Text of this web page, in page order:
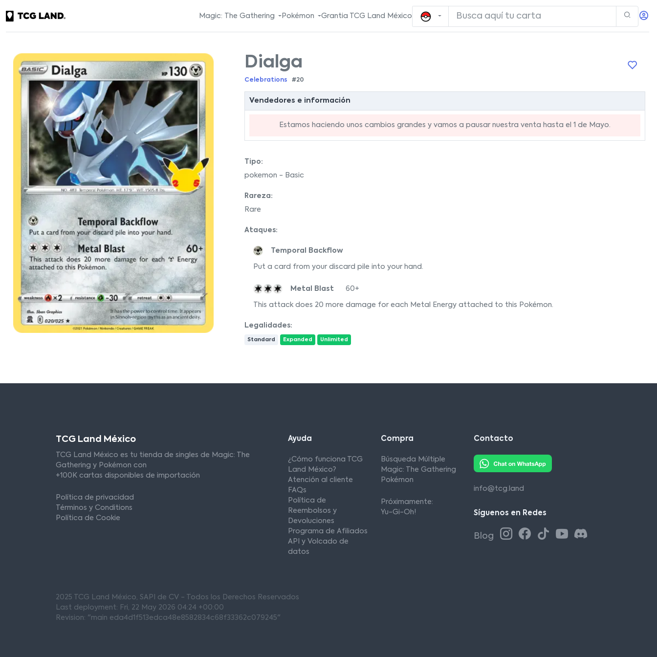
Magic: The Gathering Pokémon Grantia TCG Land México
Dialga
Celebrations #20
Vendedores e información
Estamos haciendo unos cambios grandes y vamos a pausar nuestra venta hasta el 1 de Mayo.
Tipo:
pokemon - Basic
Rareza:
Rare
Ataques:
Temporal Backflow
Put a card from your discard pile into your hand.
Metal Blast 60+
This attack does 20 more damage for each Metal Energy attached to this Pokémon.
Legalidades:
Standard Expanded Unlimited
TCG Land México
TCG Land México es tu tienda de singles de Magic: The
Gathering y Pokémon con
+100K cartas disponibles de importación
Política de privacidad
Términos y Conditions
Política de Cookie
Ayuda
¿Cómo funciona TCG
Land México?
Atención al cliente
FAQs
Política de
Reembolsos y
Devoluciones
Programa de Afiliados
API y Volcado de
datos
Compra
Búsqueda Múltiple
Magic: The Gathering
Pokémon
Próximamente:
Yu-Gi-Oh!
Contacto
info@tcg.land
Síguenos en Redes
Blog
2025 TCG Land México, SAPI de CV - Todos los Derechos Reservados
Last deployment: Fri, 22 May 2026 04:24 +00:00
Revision: "main eda4d1f513edca48e8582834c68f33362c079245"